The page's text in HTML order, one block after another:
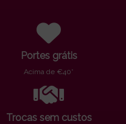
Portes grátis
Acima de €40*
Trocas sem custos